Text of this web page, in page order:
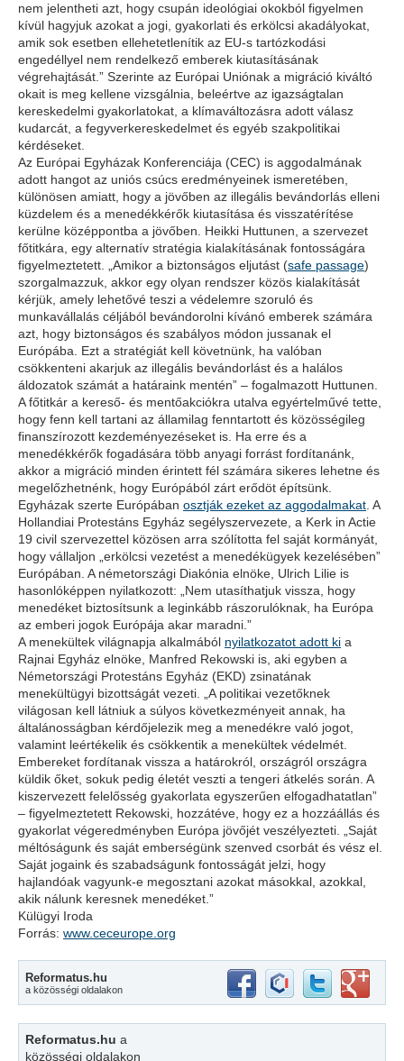
nem jelentheti azt, hogy csupán ideológiai okokból figyelmen
kívül hagyjuk azokat a jogi, gyakorlati és erkölcsi akadályokat,
amik sok esetben ellehetetlenítik az EU-s tartózkodási
engedéllyel nem rendelkező emberek kiutasításának
végrehajtását.” Szerinte az Európai Uniónak a migráció kiváltó
okait is meg kellene vizsgálnia, beleértve az igazságtalan
kereskedelmi gyakorlatokat, a klímaváltozásra adott válasz
kudarcát, a fegyverkereskedelmet és egyéb szakpolitikai
kérdéseket.
Az Európai Egyházak Konferenciája (CEC) is aggodalmának
adott hangot az uniós csúcs eredményeinek ismeretében,
különösen amiatt, hogy a jövőben az illegális bevándorlás elleni
küzdelem és a menedékkérők kiutasítása és visszatérítése
kerülne középpontba a jövőben. Heikki Huttunen, a szervezet
főtitkára, egy alternatív stratégia kialakításának fontosságára
figyelmeztetett. „Amikor a biztonságos eljutást (safe passage)
szorgalmazzuk, akkor egy olyan rendszer közös kialakítását
kérjük, amely lehetővé teszi a védelemre szoruló és
munkavállalás céljából bevándorolni kívánó emberek számára
azt, hogy biztonságos és szabályos módon jussanak el
Európába. Ezt a stratégiát kell követnünk, ha valóban
csökkenteni akarjuk az illegális bevándorlást és a halálos
áldozatok számát a határaink mentén” – fogalmazott Huttunen.
A főtitkár a kereső- és mentőakciókra utalva egyértelművé tette,
hogy fenn kell tartani az államilag fenntartott és közösségileg
finanszírozott kezdeményezéseket is. Ha erre és a
menedékkérők fogadására több anyagi forrást fordítanánk,
akkor a migráció minden érintett fél számára sikeres lehetne és
megelőzhetnénk, hogy Európából zárt erődöt építsünk.
Egyházak szerte Európában osztják ezeket az aggodalmakat . A
Hollandiai Protestáns Egyház segélyszervezete, a Kerk in Actie
19 civil szervezettel közösen arra szólította fel saját kormányát,
hogy vállaljon „erkölcsi vezetést a menedékügyek kezelésében”
Európában. A németországi Diakónia elnöke, Ulrich Lilie is
hasonlóképpen nyilatkozott: „Nem utasíthatjuk vissza, hogy
menedéket biztosítsunk a leginkább rászorulóknak, ha Európa
az emberi jogok Európája akar maradni.”
A menekültek világnapja alkalmából nyilatkozatot adott ki a
Rajnai Egyház elnöke, Manfred Rekowski is, aki egyben a
Németországi Protestáns Egyház (EKD) zsinatának
menekültügyi bizottságát vezeti. „A politikai vezetőknek
világosan kell látniuk a súlyos következményeit annak, ha
általánosságban kérdőjelezik meg a menedékre való jogot,
valamint leértékelik és csökkentik a menekültek védelmét.
Embereket fordítanak vissza a határokról, országról országra
küldik őket, sokuk pedig életét veszti a tengeri átkelés során. A
kiszervezett felelősség gyakorlata egyszerűen elfogadhatatlan”
– figyelmeztetett Rekowski, hozzátéve, hogy ez a hozzáállás és
gyakorlat végeredményben Európa jövőjét veszélyezteti. „Saját
méltóságunk és saját emberségünk szenved csorbát és vész el.
Saját jogaink és szabadságunk fontosságát jelzi, hogy
hajlandóak vagyunk-e megosztani azokat másokkal, azokkal,
akik nálunk keresnek menedéket.”
Külügyi Iroda
Forrás: www.ceceurope.org
Reformatus.hu
a közösségi oldalakon
Reformatus.hu a
közösségi oldalakon